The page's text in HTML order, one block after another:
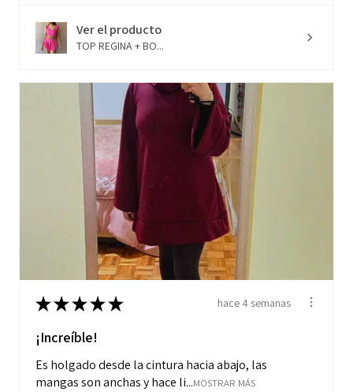
Ver el producto
TOP REGINA + BO...
★★★★★ hace 4 semanas
¡Increíble!
Es holgado desde la cintura hacia abajo, las
mangas son anchas y hace li...MOSTRAR MÁS